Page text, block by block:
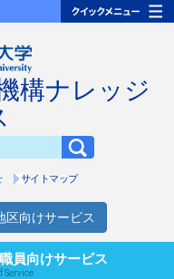
構ナレッジ
サイトマップ
区向けサービス
員向けサービス
Service